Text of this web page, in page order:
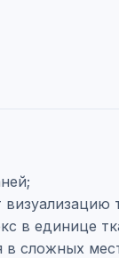
в единице
в сложных